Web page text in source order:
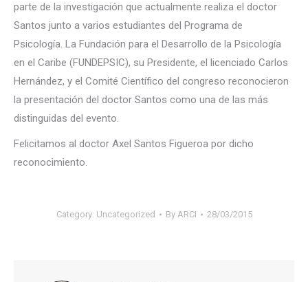
parte de la investigación que actualmente realiza el doctor
Santos junto a varios estudiantes del Programa de
Psicología. La Fundación para el Desarrollo de la Psicología
en el Caribe (FUNDEPSIC), su Presidente, el licenciado Carlos
Hernández, y el Comité Científico del congreso reconocieron
la presentación del doctor Santos como una de las más
distinguidas del evento.
Felicitamos al doctor Axel Santos Figueroa por dicho
reconocimiento.
Category: Uncategorized By ARCI 28/03/2015